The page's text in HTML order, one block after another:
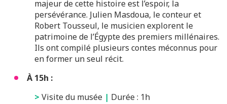
majeur de cette histoire est l’espoir, la
persévérance. Julien Masdoua, le conteur et
Robert Tousseul, le musicien explorent le
patrimoine de l’Égypte des premiers millénaires.
Ils ont compilé plusieurs contes méconnus pour
en former un seul récit.
À 15h :
> Visite du musée | Durée : 1h